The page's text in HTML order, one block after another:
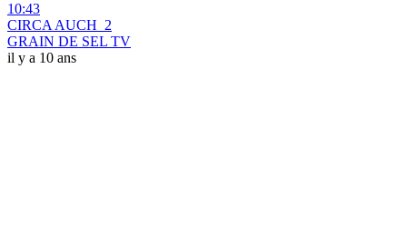
10:43
CIRCA AUCH_2
GRAIN DE SEL TV
il y a 10 ans